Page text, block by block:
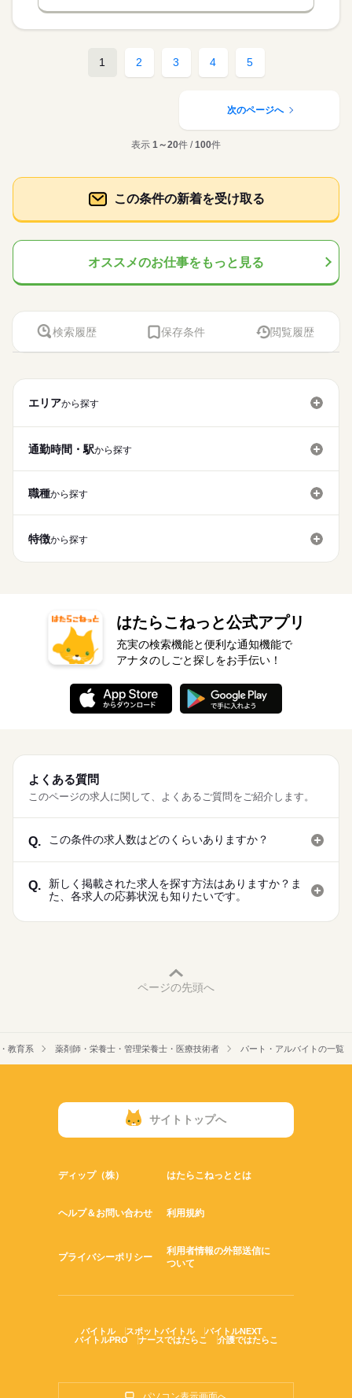
1 2 3 4 5
次のページへ
表示 1～20件 /100件
この条件の新着を受け取る
オススメのお仕事をもっと見る
検索履歴 保存条件 閲覧履歴
エリアから探す
通勤時間・駅から探す
職種から探す
特徴から探す
はたらこねっと公式アプリ
充実の検索機能と便利な通知機能で
アナタのしごと探しをお手伝い！
よくある質問
このページの求人に関して、よくあるご質問をご紹介します。
Q. この条件の求人数はどのくらいありますか？
Q.
新しく掲載された求人を探す方法はありますか？ま
た、各求人の応募状況も知りたいです。
ページの先頭へ
教育系 薬剤師・栄養士・管理栄養士・医療技術者 パート・アルバイトの一覧
サイトトップへ
ディップ（株） はたらこねっととは
ヘルプ＆お問い合わせ 利用規約
プライバシーポリシー
利用者情報の外部送信に
ついて
バイトル スポットバイトル
バイトルNEXT
バイトルPRO
ナースではたらこ 介護ではたらこ